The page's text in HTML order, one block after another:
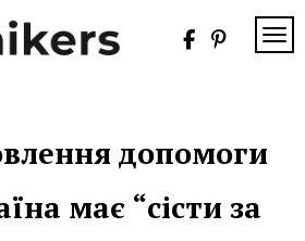
допомоги
має “сісти за